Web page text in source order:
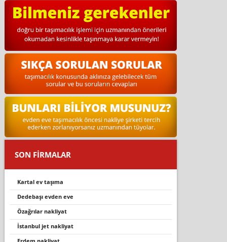
SON FİRMALAR
kartal ev taşıma
dedebaşı evden eve
özağrılar nakliyat
i̇stanbul jet nakliyat